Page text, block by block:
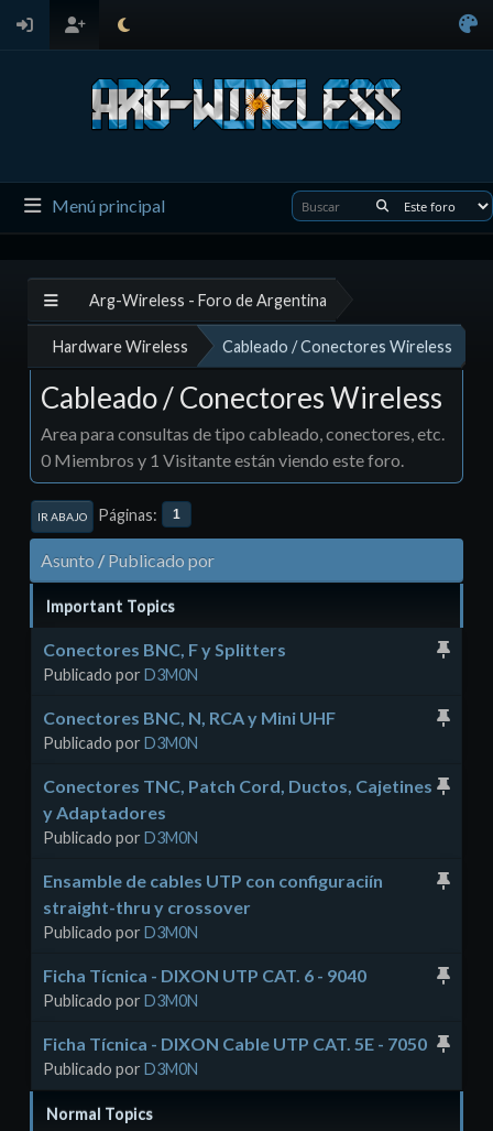
Menú principal
Arg-Wireless - Foro de Argentina
Hardware Wireless Cableado / Conectores Wireless
Cableado / Conectores Wireless
Area para consultas de tipo cableado, conectores, etc.
0 Miembros y 1 Visitante están viendo este foro.
IR ABAJO Páginas 1
Asunto / Publicado por
Important Topics
Conectores BNC, F y Splitters
Publicado por D3M0N
Conectores BNC, N, RCA y Mini UHF
Publicado por D3M0N
Conectores TNC, Patch Cord, Ductos, Cajetines
y Adaptadores
Publicado por D3M0N
Ensamble de cables UTP con configuraciín
straight-thru y crossover
Publicado por D3M0N
Ficha Tícnica - DIXON UTP CAT. 6 - 9040
Publicado por D3M0N
Ficha Tícnica - DIXON Cable UTP CAT. 5E - 7050
Publicado por D3M0N
Normal Topics